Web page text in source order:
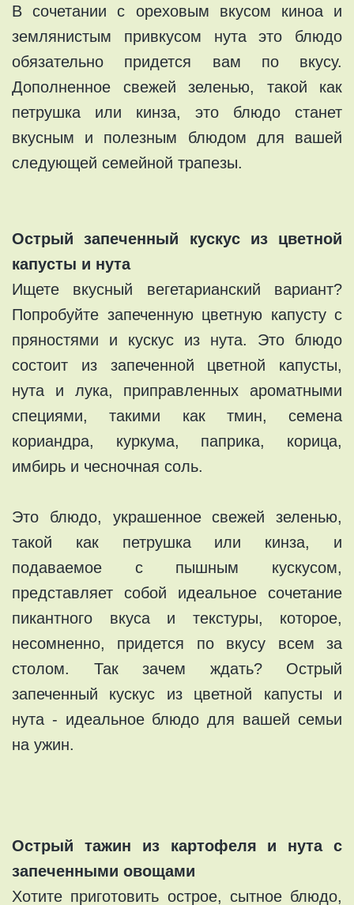
В сочетании с ореховым вкусом киноа и
землянистым привкусом нута это блюдо
обязательно придется вам по вкусу.
Дополненное свежей зеленью, такой как
петрушка или кинза, это блюдо станет
вкусным и полезным блюдом для вашей
следующей семейной трапезы.
Острый запеченный кускус из цветной
капусты и нута
Ищете вкусный вегетарианский вариант?
Попробуйте запеченную цветную капусту с
пряностями и кускус из нута. Это блюдо
состоит из запеченной цветной капусты,
нута и лука, приправленных ароматными
специями, такими как тмин, семена
кориандра, куркума, паприка, корица,
имбирь и чесночная соль.
Это блюдо, украшенное свежей зеленью,
такой как петрушка или кинза, и
подаваемое с пышным кускусом,
представляет собой идеальное сочетание
пикантного вкуса и текстуры, которое,
несомненно, придется по вкусу всем за
столом. Так зачем ждать? Острый
запеченный кускус из цветной капусты и
нута - идеальное блюдо для вашей семьи
на ужин.
Острый тажин из картофеля и нута с
запеченными овощами
Хотите приготовить острое, сытное блюдо,